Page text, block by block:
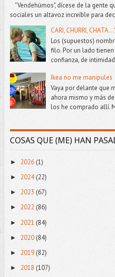
"Vendehúmos", dícese de la gente
sociales un altavoz increíble para
CARI, CHURRI,
Los (supuestos)
filo. Por un lado
confianza, de
Ikea no me manipules
Vaya por delante que
ahora mismo y más
los he comprado allí.
COSAS QUE (ME) HAN
► 2026(1)
► 2024(22)
► 2023 (67)
► 2022 (86)
► 2021 (84)
► 2020(84)
► 2019 (82)
► 2018 (107)